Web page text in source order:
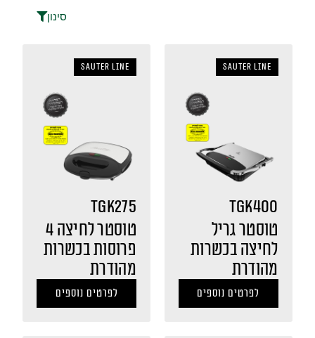
סינון
sauter LINE
TGK400
טוסטר גריל
לחיצה בכשרות
מהודרת
לפרטים נוספים
sauter LINE
TGK275
טוסטר לחיצה 4
פרוסות בכשרות
מהודרת
לפרטים נוספים